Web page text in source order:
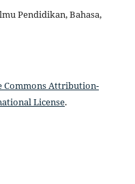
Pendidikan, Bahasa,
Commons Attribution-
License.